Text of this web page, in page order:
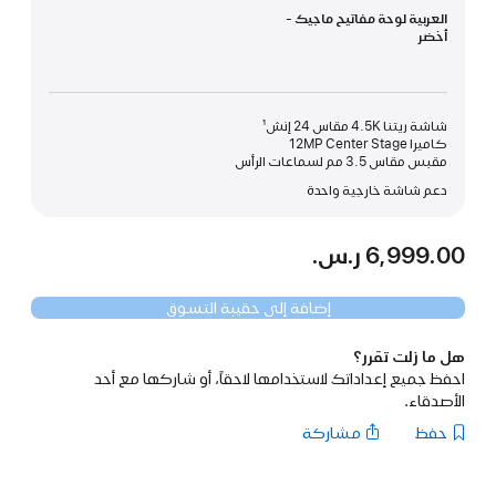
العربية لوحة مفاتيح ماجيك -
أخضر
شاشة ريتنا 4.5K مقاس 24 إنش¹
كاميرا 12MP Center Stage
مقبس مقاس 3.5 مم لسماعات الرأس
دعم شاشة خارجية واحدة
6,999.00 ر.س.‏
إضافة إلى حقيبة التسوق
هل ما زلت تقرر؟
احفظ جميع إعداداتك لاستخدامها لاحقاً، أو شاركها مع أحد
الأصدقاء.
حفظ
مشاركة